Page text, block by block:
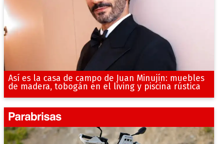
Así es la casa de campo de Juan Minujín: muebles
de madera, tobogán en el living y piscina rústica